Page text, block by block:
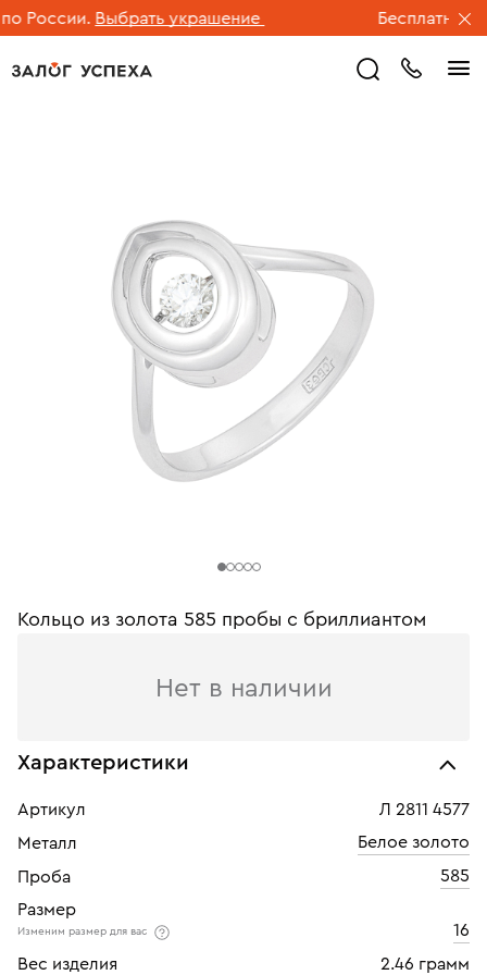
России. Выбрать украшение Бесплатная
Кольцо из золота 585 пробы c бриллиантом
Нет в наличии
Характеристики
Артикул
Л 2811 4577
Металл
Белое золото
Проба
585
Размер
Изменим размер для вас
16
Вес изделия
2.46 грамм